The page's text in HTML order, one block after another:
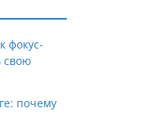
фокус-
свою
почему